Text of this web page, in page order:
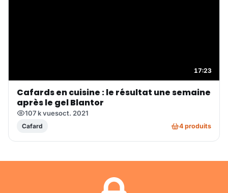
17:23
Cafards en cuisine : le résultat une semaine
après le gel Blantor
107 k vuesoct. 2021
Cafard 4 produits